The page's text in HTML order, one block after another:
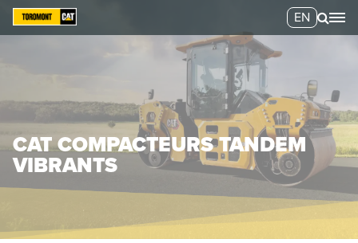
EN
CAT COMPACTEURS TANDEM
VIBRANTS